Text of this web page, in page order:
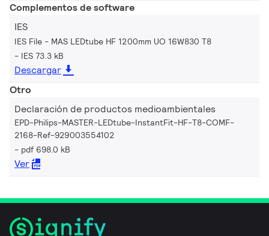
Complementos de software
IES
IES File - MAS LEDtube HF 1200mm UO 16W830 T8
IES 73.3 kB
Descargar
Otro
Declaración de productos medioambientales
EPD-Philips-MASTER-LEDtube-InstantFit-HF-T8-COMF-
2168-Ref-929003554102
pdf 698.0 kB
Ver